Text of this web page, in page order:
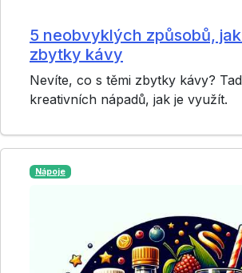
5 neobvyklých způsobů,
zbytky kávy
Nevíte, co s těmi zbytky kávy?
kreativních nápadů, jak je využít.
Nápoje